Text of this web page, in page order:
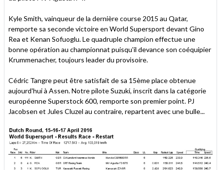
Kyle Smith, vainqueur de la dernière course 2015 au Qatar,
remporte sa seconde victoire en World Supersport devant Gino
Rea et Kenan Sofuoglu. Le quadruple champion effectue une
bonne opération au championnat puisqu'il devance son coéquipier
Krummenacher, toujours leader du provisoire.
Cédric Tangre peut être satisfait de sa 15ème place obtenue
aujourd'hui à Assen. Notre pilote Suzuki, inscrit dans la catégorie
européenne Superstock 600, remporte son premier point. PJ
Jacobsen et Jules Cluzel au contraire, repartent avec une bulle...